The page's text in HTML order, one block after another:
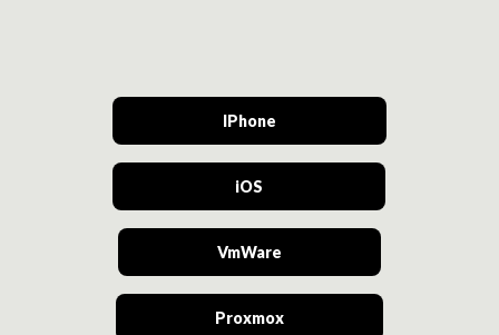
IPhone
iOS
VmWare
Proxmox